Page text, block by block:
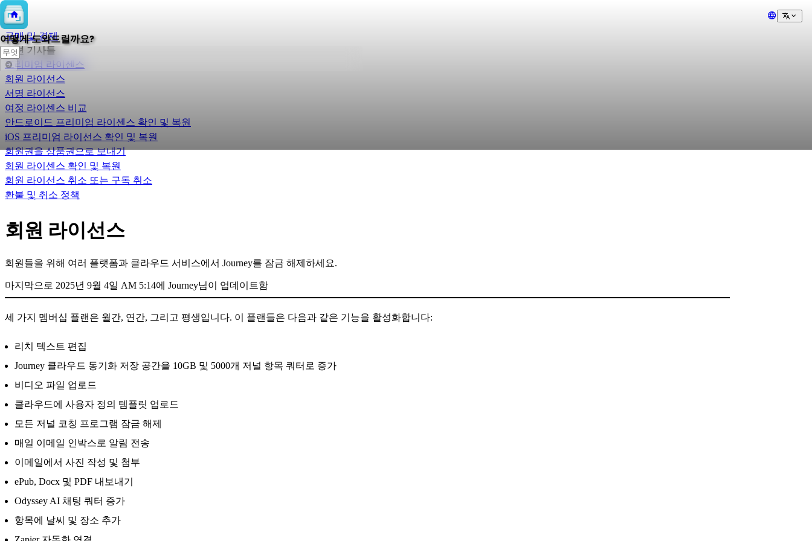
어떻게 도와드릴까요?
💲
구매 및 결제
관련 기사들
프리미엄 라이센스
회원 라이선스
서명 라이선스
여정 라이센스 비교
안드로이드 프리미엄 라이센스 확인 및 복원
iOS 프리미엄 라이선스 확인 및 복원
회원권을 상품권으로 보내기
회원 라이센스 확인 및 복원
회원 라이선스 취소 또는 구독 취소
환불 및 취소 정책
회원 라이선스
회원들을 위해 여러 플랫폼과 클라우드 서비스에서 Journey를 잠금 해제하세요.
마지막으로 2025년 9월 4일 AM 5:14에 Journey님이 업데이트함
세 가지 멤버십 플랜은 월간, 연간, 그리고 평생입니다. 이 플랜들은 다음과 같은 기능을 활성화합니다:
리치 텍스트 편집
Journey 클라우드 동기화 저장 공간을 10GB 및 5000개 저널 항목 쿼터로 증가
비디오 파일 업로드
클라우드에 사용자 정의 템플릿 업로드
모든 저널 코칭 프로그램 잠금 해제
매일 이메일 인박스로 알림 전송
이메일에서 사진 작성 및 첨부
ePub, Docx 및 PDF 내보내기
Odyssey AI 채팅 쿼터 증가
항목에 날씨 및 장소 추가